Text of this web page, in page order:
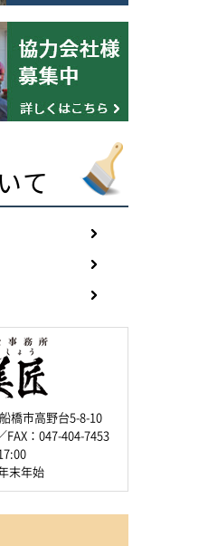
て
橋市高野台5-8-10
FAX：047-404-7453
末年始